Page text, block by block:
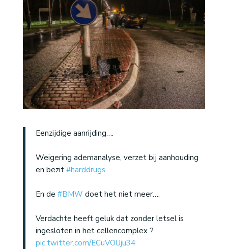
Eenzijdige aanrijding….
Weigering ademanalyse, verzet bij aanhouding
en bezit #harddrugs
En de #BMW doet het niet meer….
Verdachte heeft geluk dat zonder letsel is
ingesloten in het cellencomplex ?
pic.twitter.com/ECuVOUju34